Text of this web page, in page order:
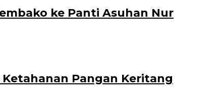
ke Panti Asuhan Nur
Pangan Keritang